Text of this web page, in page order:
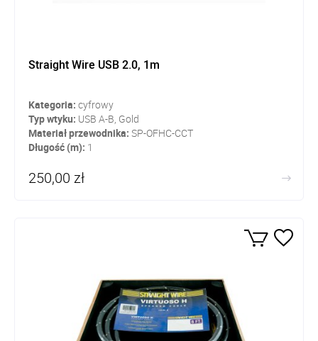
Straight Wire USB 2.0, 1m
Kategoria: cyfrowy
Typ wtyku: USB A-B, Gold
Materiał przewodnika: SP-OFHC-CCT
Długość (m): 1
250,00 zł